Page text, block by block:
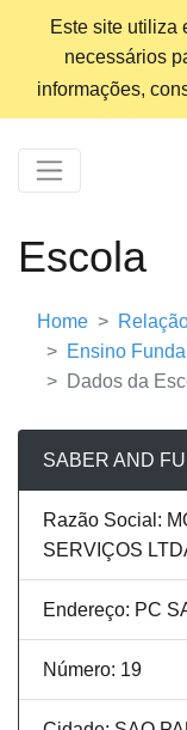
Este site utiliza
necessários
informações,
Escola
Home
Ensino
Dados da
SABER AND
Razão Social:
SERVIÇOS
Endereço: PC
Número: 19